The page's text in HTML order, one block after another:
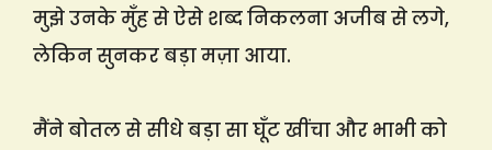
मुझे उनके मुँह से ऐसे शब्द निकलना अजीब से लगे,
लेकिन सुनकर बड़ा मज़ा आया.
मैंने बोतल से सीधे बड़ा सा घूँट खींचा और भाभी को